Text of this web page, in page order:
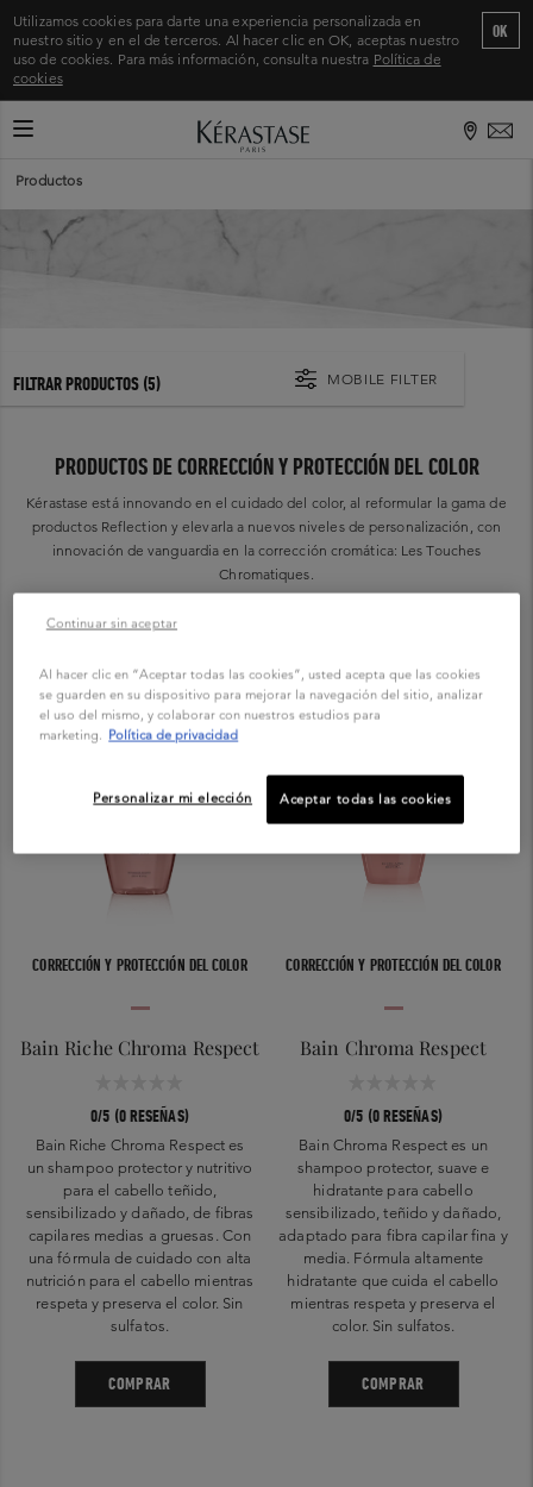
Utilizamos cookies para darte una experiencia personalizada en
nuestro sitio y en el de terceros. Al hacer clic en OK, aceptas nuestro
uso de cookies. Para más información, consulta nuestra Política de
cookies
OK
CAMBIAR MODO DE NAVEGACIÓN
Productos
FILTRAR PRODUCTOS (5) MOBILE FILTER
PRODUCTOS DE CORRECCIÓN Y PROTECCIÓN DEL COLOR
Kérastase está innovando en el cuidado del color, al reformular la gama de
productos Reflection y elevarla a nuevos niveles de personalización, con
innovación de vanguardia en la corrección cromática: Les Touches
Chromatiques.
CORRECCIÓN Y PROTECCIÓN DEL COLOR
Bain Riche Chroma Respect
0/5 (0 RESEÑAS)
Bain Riche Chroma Respect es
un shampoo protector y nutritivo
para el cabello teñido,
sensibilizado y dañado, de fibras
capilares medias a gruesas. Con
una fórmula de cuidado con alta
nutrición para el cabello mientras
respeta y preserva el color. Sin
sulfatos.
COMPRAR
CORRECCIÓN Y PROTECCIÓN DEL COLOR
Bain Chroma Respect
0/5 (0 RESEÑAS)
Bain Chroma Respect es un
shampoo protector, suave e
hidratante para cabello
sensibilizado, teñido y dañado,
adaptado para fibra capilar fina y
media. Fórmula altamente
hidratante que cuida el cabello
mientras respeta y preserva el
color. Sin sulfatos.
COMPRAR
Al hacer clic en “Aceptar todas las cookies”, usted acepta que las cookies
se guarden en su dispositivo para mejorar la navegación del sitio, analizar
el uso del mismo, y colaborar con nuestros estudios para
marketing. Política de privacidad
Personalizar mi elección Aceptar todas las cookies
Continuar sin aceptar